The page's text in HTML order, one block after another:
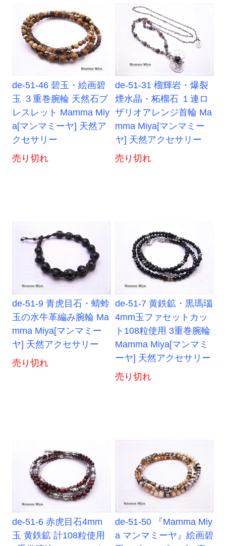
de-51-46 碧玉・絵画碧
玉 ３重巻腕輪 天然石ブ
レスレット Mamma Miy
a[マンマミーヤ] 天然ア
クセサリー
売り切れ
de-51-31 榴輝岩・爆裂
煙水晶・柘榴石 １連ロ
ザリオアレンジ首輪 Ma
mma Miya[マンマミー
ヤ] 天然アクセサリー
売り切れ
de-51-9 青虎目石・蜻蛉
玉の水牛革編み腕輪 Ma
mma Miya[マンマミー
ヤ] 天然アクセサリー
売り切れ
de-51-7 黄鉄鉱・黒瑪瑙
4mm玉ファセットカッ
ト108粒使用 3重巻腕輪
Mamma Miya[マンマミ
ーヤ] 天然アクセサリー
売り切れ
de-51-6 赤虎目石4mm
玉 黄鉄鉱 計108粒使用
de-51-50 『Mamma Miy
a マンマミーヤ』絵画碧